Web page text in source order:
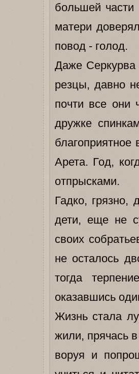
большей
матери
повод - голод.
Даже Серкурва
резцы, давно
почти все они
дружке
Арета. Год,
отпрысками.
Гадко, грязно,
дети, еще не
своих
не осталось
тогда
оказавшись
Жизнь стала
жили, прячась
воруя и